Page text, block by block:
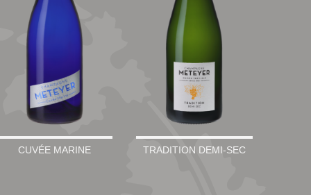
CUVÉE MARINE TRADITION DEMI-SEC